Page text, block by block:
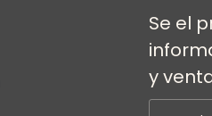
Se el
y